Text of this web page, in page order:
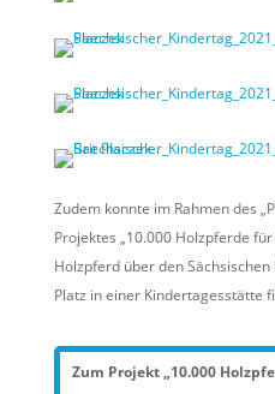
Zudem konnte im Rahmen des
Projektes „10.000 Holzpferde
Holzpferd über den
Platz in einer Kindertagesstätte
Zum Projekt „10.000